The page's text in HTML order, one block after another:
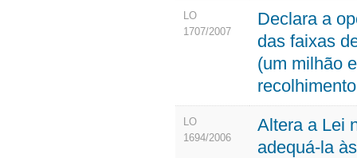
LO
1707/2007
Declara a
das faixas
(um milhão
LO
1694/2006
Altera a Lei
adequá-la